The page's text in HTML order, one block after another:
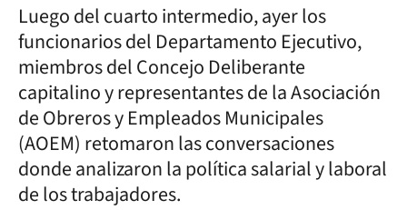
Luego del cuarto intermedio, ayer los
funcionarios del Departamento Ejecutivo,
miembros del Concejo Deliberante
capitalino y representantes de la Asociación
de Obreros y Empleados Municipales
(AOEM) retomaron las conversaciones
donde analizaron la política salarial y laboral
de los trabajadores.